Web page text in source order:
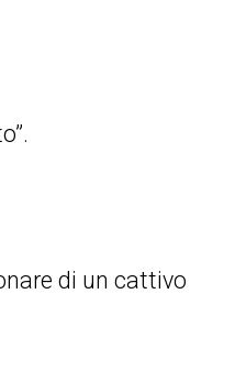
di un cattivo